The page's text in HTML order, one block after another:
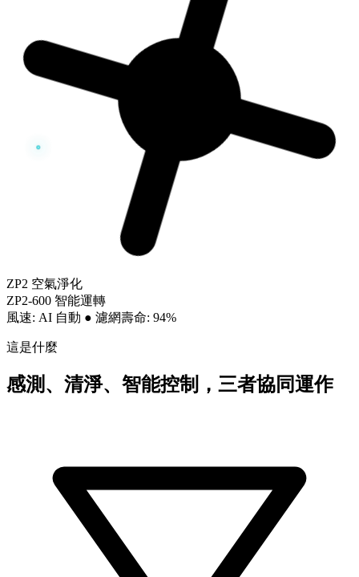
ZP2 空氣淨化
ZP2-600 智能運轉
風速: AI 自動 ● 濾網壽命: 94%
這是什麼
感測、清淨、智能控制，三者協同運作